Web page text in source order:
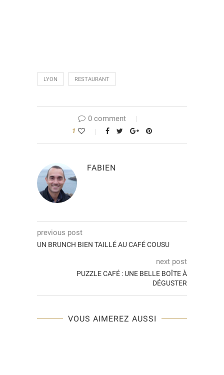
LYON RESTAURANT
0 comment
1
FABIEN
previous post
UN BRUNCH BIEN TAILLÉ AU CAFÉ COUSU
next post
PUZZLE CAFÉ : UNE BELLE BOÎTE À
DÉGUSTER
VOUS AIMEREZ AUSSI